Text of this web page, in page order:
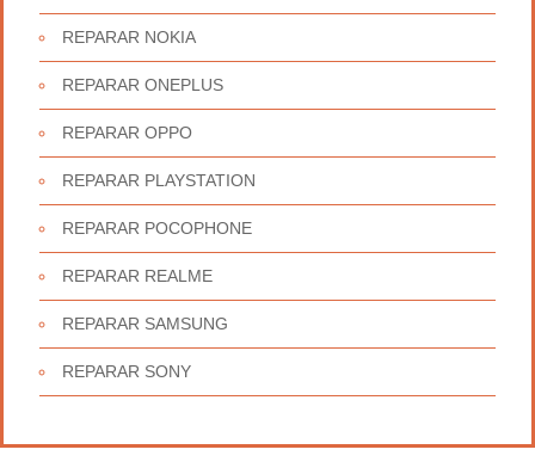
REPARAR NOKIA
REPARAR ONEPLUS
REPARAR OPPO
REPARAR PLAYSTATION
REPARAR POCOPHONE
REPARAR REALME
REPARAR SAMSUNG
REPARAR SONY